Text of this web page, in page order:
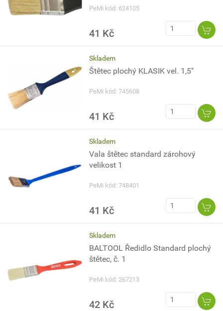
PeMi kód: 624105
41 Kč
Skladem
Štětec plochý KLASIK vel. 1,5"
PeMi kód: 745608
41 Kč
Skladem
Vala štětec standard zárohový
velikost 1
PeMi kód: 748401
41 Kč
Skladem
BALTOOL Ředidlo Standard plochý
štětec, č. 1
PeMi kód: 267213
42 Kč